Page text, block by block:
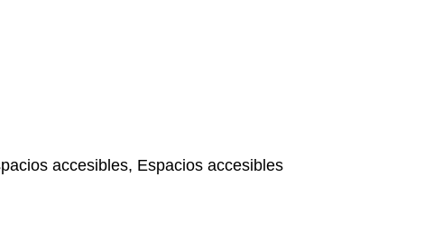
accesibles, Espacios accesibles